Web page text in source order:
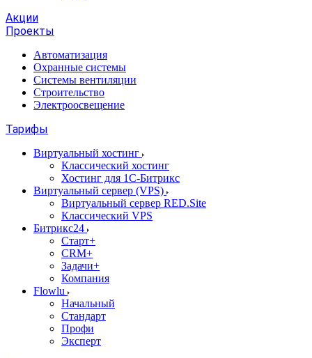
Акции
Проекты
Автоматизация
Охранные системы
Системы вентиляции
Строительство
Электроосвещение
Тарифы
Виртуальный хостинг
Классический хостинг
Хостинг для 1С-Битрикс
Виртуальный сервер (VPS)
Виртуальный сервер RED.Site
Классический VPS
Битрикс24
Старт+
CRM+
Задачи+
Компания
Flowlu
Начальный
Стандарт
Профи
Эксперт